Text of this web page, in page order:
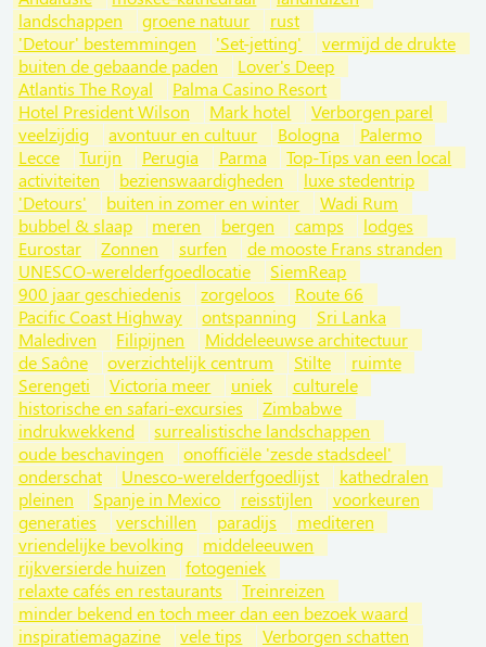
landschappen
groene natuur
rust
'Detour' bestemmingen
'Set-jetting'
vermijd de drukte
buiten de gebaande paden
Lover's Deep
Atlantis The Royal
Palma Casino Resort
Hotel President Wilson
Mark hotel
Verborgen parel
veelzijdig
avontuur en cultuur Bologna
Palermo
Lecce
Turijn Perugia Parma
Top-Tips van een local
activiteiten
bezienswaardigheden
luxe stedentrip
'Detours'
buiten in zomer en winter
Wadi Rum
bubbel & slaap
meren bergen camps
lodges
Eurostar
Zonnen surfen
de mooste Frans stranden
UNESCO-werelderfgoedlocatie
SiemReap
900 jaar geschiedenis
zorgeloos
Route 66
Pacific Coast Highway
ontspanning
Sri Lanka
Malediven
Filipijnen
Middeleeuwse architectuur
de Saône
overzichtelijk centrum Stilte
ruimte
Serengeti
Victoria meer uniek
culturele
historische en safari-excursies
Zimbabwe
indrukwekkend
surrealistische landschappen
oude beschavingen
onofficiële 'zesde stadsdeel'
onderschat
Unesco-werelderfgoedlijst
kathedralen
pleinen
Spanje in Mexico reisstijlen
voorkeuren
generaties
verschillen paradijs
mediteren
vriendelijke bevolking
middeleeuwen
rijkversierde huizen
fotogeniek
relaxte cafés en restaurants
Treinreizen
minder bekend en toch meer dan een bezoek waard
inspiratiemagazine
vele tips
Verborgen schatten